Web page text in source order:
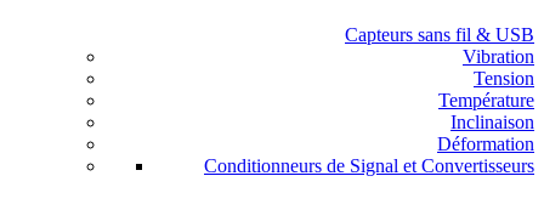
Capteurs sans fil & USB
Vibration
Tension
Température
Inclinaison
Déformation
Conditionneurs de Signal et Convertisseurs